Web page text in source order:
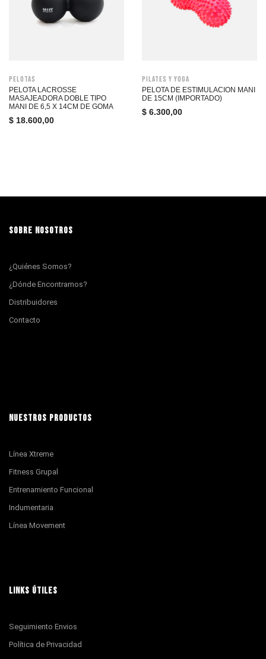
Pelotas
PELOTA LACROSSE
MASAJEADORA DOBLE TIPO
MANI DE 6,5 X 14CM DE GOMA
$ 18.600,00
Pilates y Yoga
PELOTA DE ESTIMULACION MANI
DE 15CM (IMPORTADO)
$ 6.300,00
SOBRE NOSOTROS
¿Quiénes Somos?
¿Dónde Encontrarnos?
Distribuidores
Contacto
NUESTROS PRODUCTOS
Línea Xtreme
Fitness Grupal
Entrenamiento Funcional
Indumentaria
Línea Movement
LINKS ÚTILES
Seguimiento Envios
Política de Privacidad